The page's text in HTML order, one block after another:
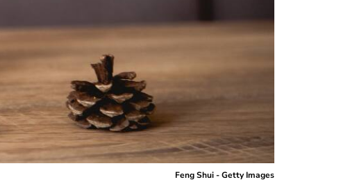
Feng Shui - Getty Images